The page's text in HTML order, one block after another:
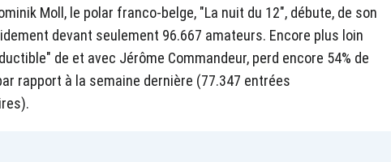
Moll, le polar franco-belge, "La nuit du 12", débute, de son
devant seulement 96.667 amateurs. Encore plus loin
de et avec Jérôme Commandeur, perd encore 54% de
rapport à la semaine dernière (77.347 entrées